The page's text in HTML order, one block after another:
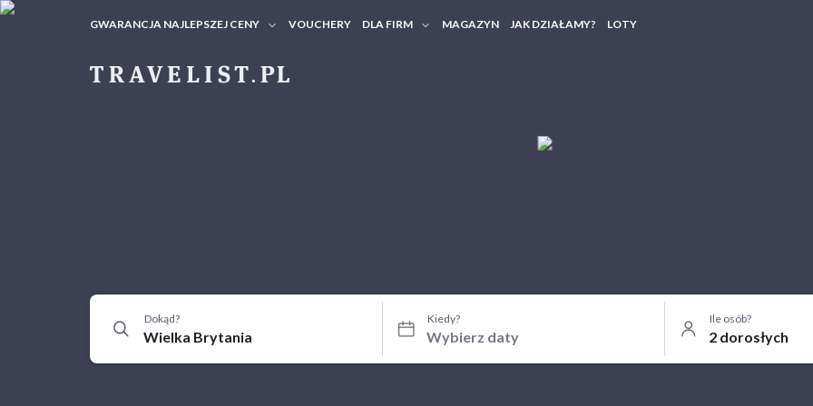
GWARANCJA NAJLEPSZEJ CENY VOUCHERY DLA FIRM MAGAZYN JAK DZIAŁAMY? LOTY
Dokąd? Kiedy? Ile osób?